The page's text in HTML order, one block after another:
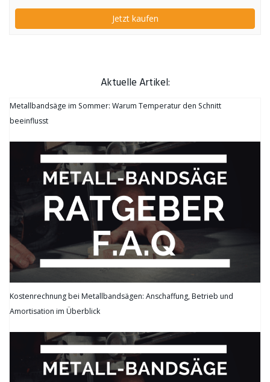
Jetzt kaufen
Aktuelle Artikel:
Metallbandsäge im Sommer: Warum Temperatur den Schnitt
beeinflusst
Kostenrechnung bei Metallbandsägen: Anschaffung, Betrieb und
Amortisation im Überblick